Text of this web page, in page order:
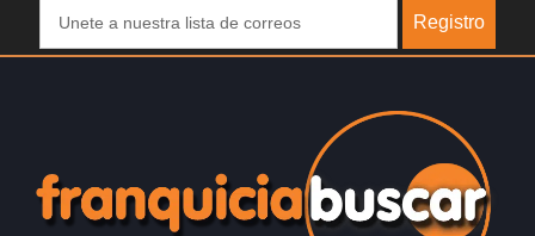
Registro